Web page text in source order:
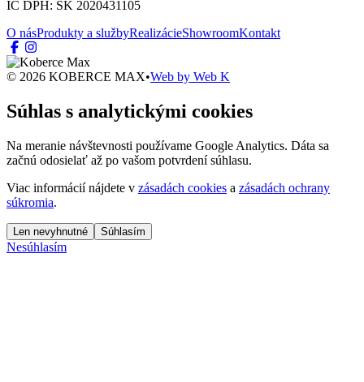
IČ DPH: SK 2020431105
O násProdukty a službyRealizácieShowroomKontakt
© 2026 KOBERCE MAX•Web by Web K
Súhlas s analytickými cookies
Na meranie návštevnosti používame Google Analytics. Dáta sa
začnú odosielať až po vašom potvrdení súhlasu.
Viac informácií nájdete v zásadách cookies a zásadách ochrany
súkromia.
Len nevyhnutné Súhlasím
Nesúhlasím